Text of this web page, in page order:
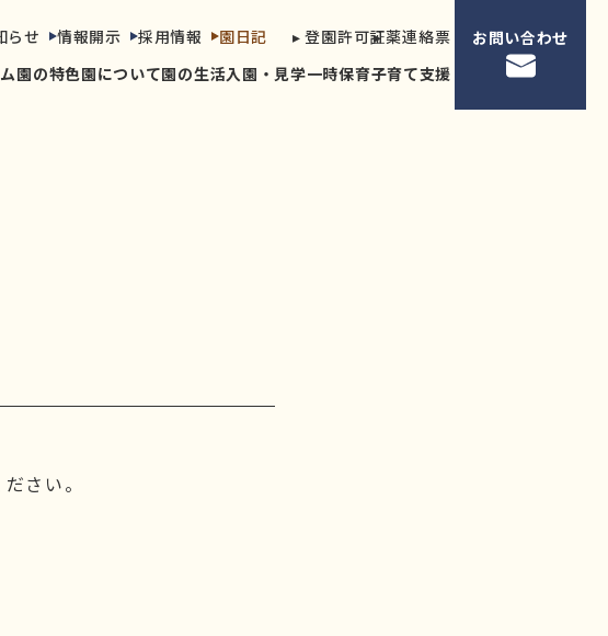
らせ 情報開示 採用情報 園日記 ▸ 登園許可証▸ 薬連絡票
園の特色園について園の生活入園・見学一時保育子育て支援
お問い合わせ
さい。